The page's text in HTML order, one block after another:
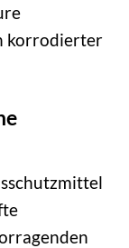
korrodierter